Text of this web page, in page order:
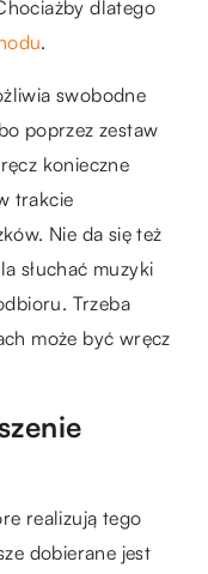
dlatego
.
swobodne
poprzez zestaw
konieczne
trakcie
Nie da się też
słuchać muzyki
Trzeba
może być wręcz
realizują tego
dobierane jest